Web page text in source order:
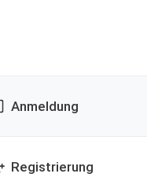
Anmeldung
Registrierung